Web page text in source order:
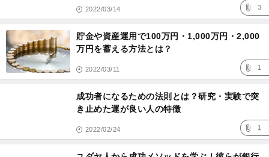
2022/03/14 3
貯金や資産運用で100万円・1,000万円・2,000
万円を蓄える方法とは？
2022/03/11 1
成功者になるための法則とは？研究・実験で突
き止めた運が良い人の特徴
2022/02/24 1